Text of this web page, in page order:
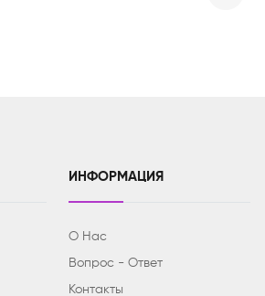
ИНФОРМАЦИЯ
О Нас
Вопрос - Ответ
Контакты